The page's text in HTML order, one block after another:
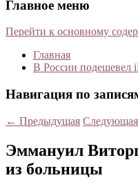
Главное меню
Перейти к основному
Главная
В России подешевел
Навигация по
← Предыдущая Следующая
Эммануил
из больницы